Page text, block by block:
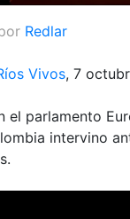
Redlar
Vivos, 7
el parlamento
intervino